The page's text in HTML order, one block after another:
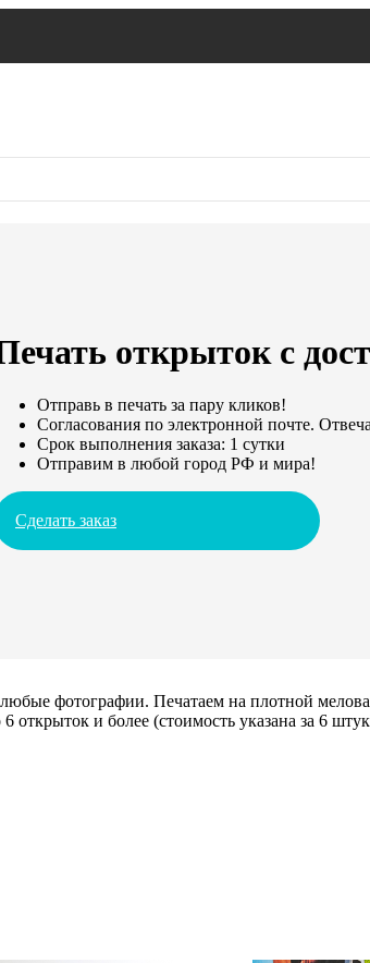
открыток с
Отправь в печать за пару кликов!
Согласования по электронной почте.
Срок выполнения заказа: 1 сутки
Отправим в любой город РФ и мира!
Сделать заказ
фотографии. Печатаем на плотной
открыток и более (стоимость указана за 6